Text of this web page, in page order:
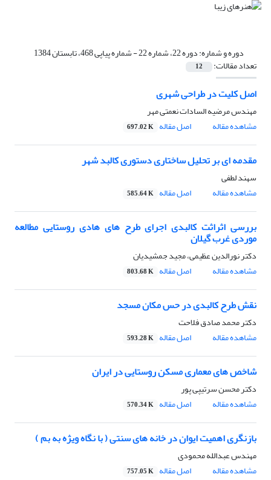
دوره و شماره:دوره 22، شماره 22 - شماره پیاپی 468، تابستان 1384
تعداد مقالات: 12
اصل کلیت در طراحی شهری
مهندس مرضیه السادات نعمتی مهر
مشاهده مقاله
اصل مقاله 697.02 K
مقدمه ای بر تحلیل ساختاری دستوری کالبد شهر
سهند لطفی
مشاهده مقاله
اصل مقاله 585.64 K
بررسی اثراثت کالبدی اجرای طرح های هادی روستایی مطالعه
موردی غرب گیلان
دکتر نورالدین عظیمی، مجید جمشیدیان
مشاهده مقاله
اصل مقاله 803.68 K
نقش طرح کالبدی در حس مکان مسجد
دکتر محمد صادق فلاحت
مشاهده مقاله
اصل مقاله 593.28 K
شاخص های معماری مسکن روستایی در ایران
دکتر محسن سرتیپی پور
مشاهده مقاله
اصل مقاله 570.34 K
بازنگری اهمیت ایوان در خانه های سنتی ( با نگاه ویژه به بم )
مهندس عبدالله محمودی
مشاهده مقاله
اصل مقاله 757.05 K